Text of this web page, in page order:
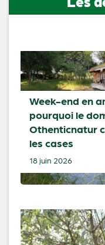
Week-end en
pourquoi le
Othenticnatur
les cases
18 juin 2026